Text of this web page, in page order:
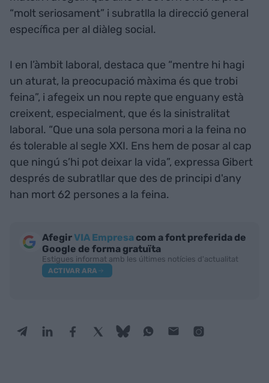
“molt seriosament” i subratlla la direcció general
específica per al diàleg social.
I en l’àmbit laboral, destaca que “mentre hi hagi
un aturat, la preocupació màxima és que trobi
feina”, i afegeix un nou repte que enguany està
creixent, especialment, que és la sinistralitat
laboral. “Que una sola persona mori a la feina no
és tolerable al segle XXI. Ens hem de posar al cap
que ningú s’hi pot deixar la vida”, expressa Gibert
després de subratllar que des de principi d'any
han mort 62 persones a la feina.
AfegirVIA Empresa com a font preferida de
Google de forma gratuïta
Estigues informat amb les últimes notícies d'actualitat
ACTIVAR ARA